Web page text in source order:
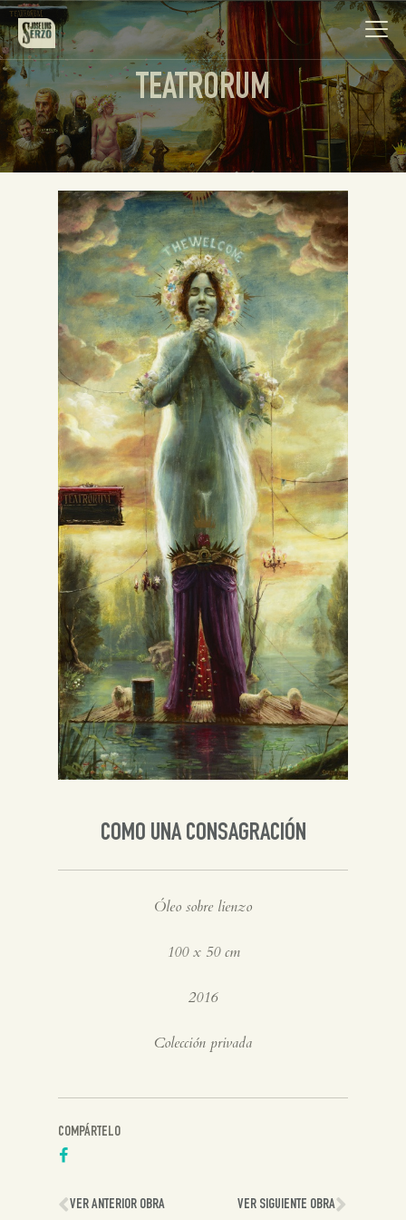
Obra
Biografía
Noticias
Contacto
Español
Inglés
TEATRORUM
COMO UNA CONSAGRACIÓN
Óleo sobre lienzo
100 x 50 cm
2016
Colección privada
COMPÁRTELO
VER ANTERIOR OBRA VER SIGUIENTE OBRA